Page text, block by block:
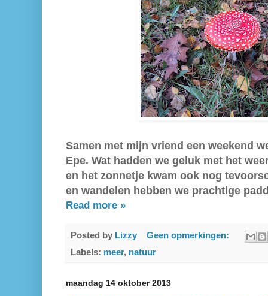
Samen met mijn vriend een weekend
Epe. Wat hadden we geluk met het
en het zonnetje kwam ook nog
en wandelen hebben we prachtige
Read more »
Posted by Lizzy
Geen opmerkingen:
Labels: meer, natuur
maandag 14 oktober 2013